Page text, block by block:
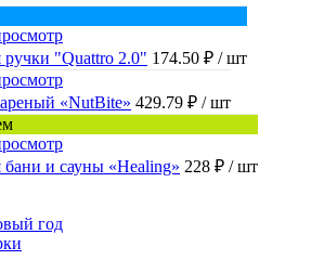
ручки "Quattro 2.0" 174.50 ₽ / шт
«NutBite» 429.79 ₽ / шт
бани и сауны «Healing» 228 ₽ / шт
год